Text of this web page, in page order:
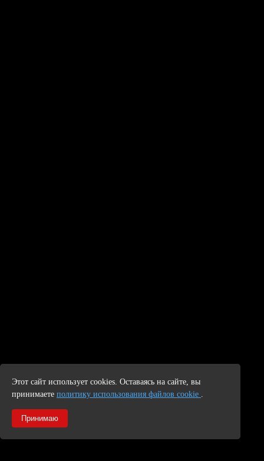
является публичной офертой. Наличие и стоимость товаров
Этот сайт использует cookies. Оставаясь на сайте, вы
принимаете политику использования файлов cookie .
Принимаю